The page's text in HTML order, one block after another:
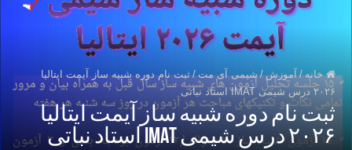
خانه / آموزش / شیمی آی مت / ثبت نام دوره شبیه ساز آیمت ایتالیا
۲۰۲۶ درس شیمی IMAT استاد نباتی
ثبت نام دوره شبیه ساز آیمت ایتالیا
۲۰۲۶ درس شیمی IMAT استاد نباتی